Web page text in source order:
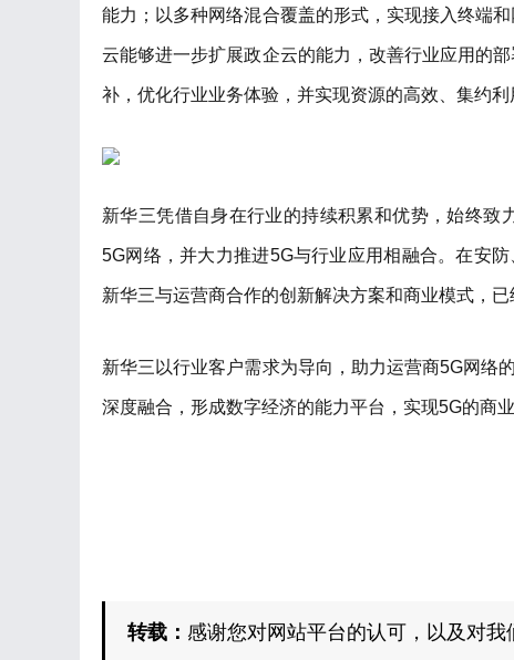
能力；以多种网络混合覆盖的形式，实现接入终端
云能够进一步扩展政企云的能力，改善行业应用的
补，优化行业业务体验，并实现资源的高效、集约利
新华三凭借自身在行业的持续积累和优势，始终致
5G网络，并大力推进5G与行业应用相融合。在安
新华三与运营商合作的创新解决方案和商业模式，
新华三以行业客户需求为导向，助力运营商5G网络
深度融合，形成数字经济的能力平台，实现5G的商业
转载： 感谢您对网站平台的认可，以及对